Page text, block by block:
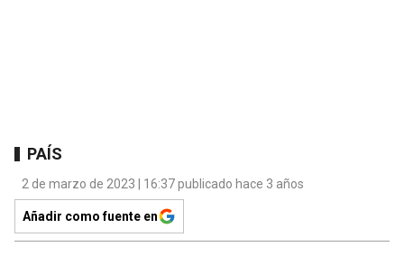
PAÍS
2 de marzo de 2023 | 16:37 publicado hace 3 años
Añadir como fuente en